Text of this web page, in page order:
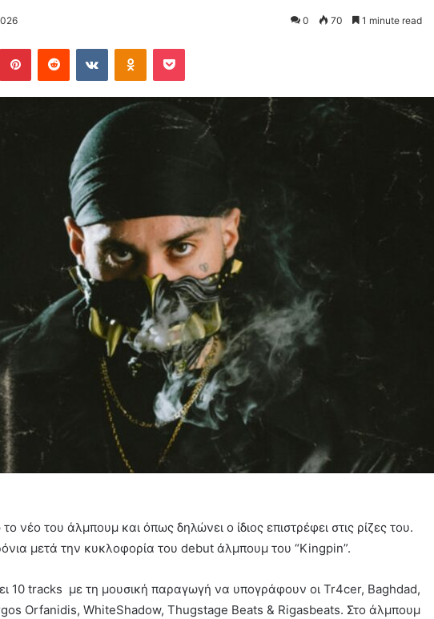
0 70 1 minute read
PinterestReddit VKontakteOdnoklassniki
Pocket
νέο του άλμπουμ και όπως δηλώνει ο ίδιος επιστρέφει στις ρίζες του.
μετά την κυκλοφορία του debut άλμπουμ του “Kingpin”.
10 tracks με τη μουσική παραγωγή να υπογράφουν οι Tr4cer, Baghdad,
Orfanidis, WhiteShadow, Thugstage Beats & Rigasbeats. Στο άλμπουμ